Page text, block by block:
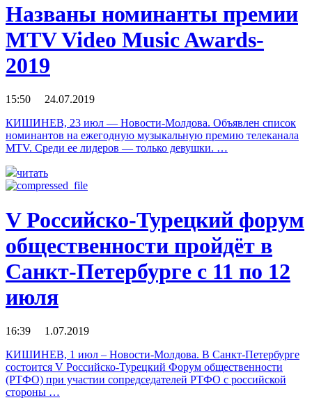
Названы номинанты премии
MTV Video Music Awards-
2019
15:50 24.07.2019
КИШИНЕВ, 23 июл — Новости-Молдова. Объявлен список
номинантов на ежегодную музыкальную премию телеканала
MTV. Среди ее лидеров — только девушки. …
читать
V Российско-Турецкий форум
общественности пройдёт в
Санкт-Петербурге с 11 по 12
июля
16:39 1.07.2019
КИШИНЕВ, 1 июл – Новости-Молдова. В Санкт-Петербурге
состоится V Российско-Турецкий Форум общественности
(РТФО) при участии сопредседателей РТФО с российской
стороны …